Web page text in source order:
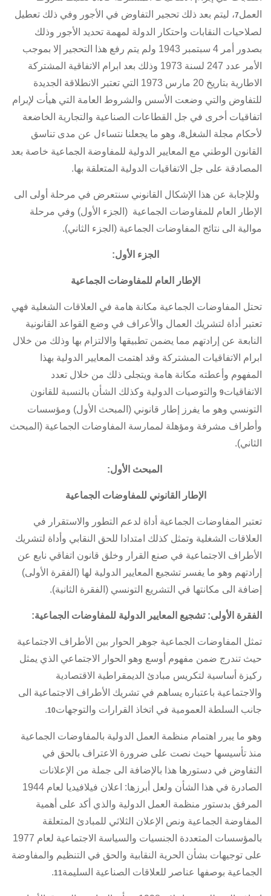
العمل7، ليتم بعد ذلك تحجير التفاوض في الأجور وفي ذلك تعطيل
لصلاحيات النقابات واحتكار الدولة لمهمة تحديد الأجور وذلك
بصدور أمر 4 سبتمبر 1943 ولم يتم رفع هذا التحجير إلا بموجب
الأمر عدد 247 لسنة 1973 وذلك بعد ابرام الاتفاقية المشتركة
الاطارية بتاريخ 20 مارس 1973 التي تعتبر الانطلاقة الجديدة
للتفاوض والتي وضعت الأسس والشروط العامة التي هيأت لإبرام
اتفاقيات أخرى في جل القطاعات الصناعية والتجارية الخاضعة
لأحكام مجلة الشغل8، وهو ما يجعلنا نتساءل عن مدى تناسق
القانون الوطني مع المعايير الدولية للمفاوضة الجماعية خاصة بعد
المصادقة على جل الاتفاقيات الدولية المتعلقة بها.
وللإجابة عن هذا الإشكال القانوني سنتعرض في مرحلة أولى الى
الإطار العام للمفاوضات الجماعية (الجزء الأول) وفي مرحلة
موالية الى نتائج المفاوضات الجماعية (الجزء الثاني).
الجزء الأول:
الإطار العام للمفاوضات الجماعية
تحتل المفاوضات الجماعية مكانة هامة في العلاقات الشغلية فهي
تعتبر أداة لتشريك العمال والأعراف في وضع القواعد القانونية
النابعة عن إرادتهم مما يضمن تطبيقها والالتزام بها وذلك من خلال
ابرام الاتفاقيات المشتركة وقد اهتمت المعايير الدولية بهذا
المفهوم وأعطته مكانة هامة ويتجلى ذلك من خلال تعدد
الاتفاقيات9 والتوصيات الدولية وكذلك الشأن بالنسبة للقانون
التونسي وهو ما يفرز إطار قانوني (المبحث الأول) ومؤسسات
وأطراف مشرفة ومؤهلة لممارسة المفاوضات الجماعية (المبحث
الثاني).
المبحث الأول:
الإطار القانوني للمفاوضات الجماعية
تعتبر المفاوضات الجماعية أداة لدعم التطور والاستقرار في
العلاقات الشغلية وتمثل كذلك امتدادا للحق النقابي وأداة لتشريك
الأطراف الاجتماعية في صنع القرار وخلق قانون اتفاقي نابع عن
إرادتهم وهو ما يفسر تشجيع المعايير الدولية لها (الفقرة الأولى)
إضافة الى مكانتها في التشريع التونسي (الفقرة الثانية).
الفقرة الأولى: تشجيع المعايير الدولية للمفاوضات الجماعية:
تمثل المفاوضات الجماعية جوهر الحوار بين الأطراف الاجتماعية
حيث تندرج ضمن مفهوم أوسع وهو الحوار الاجتماعي الذي يمثل
ركيزة أساسية لتكريس مبادئ الديمقراطية الاقتصادية
والاجتماعية باعتباره يساهم في تشريك الأطراف الاجتماعية الى
جانب السلطة العمومية في اتخاذ القرارات والتوجهات10
.
وهو ما يبرر اهتمام منظمة العمل الدولية بالمفاوضات الجماعية
منذ تأسيسها حيث نصت على ضرورة الاعتراف بالحق في
التفاوض في دستورها هذا بالإضافة الى جملة من الإعلانات
الصادرة في هذا الشأن ولعل أبرزها: اعلان فيلافيديا لعام 1944
المرفق بدستور منظمة العمل الدولية والذي أكد على أهمية
المفاوضة الجماعية ونص الإعلان الثلاثي للمبادئ المتعلقة
بالمؤسسات المتعددة الجنسيات والسياسة الاجتماعية لعام 1977
على توجيهات بشأن الحرية النقابية والحق في التنظيم والمفاوضة
الجماعية بوصفها عناصر للعلاقات الصناعية السليمة11
.